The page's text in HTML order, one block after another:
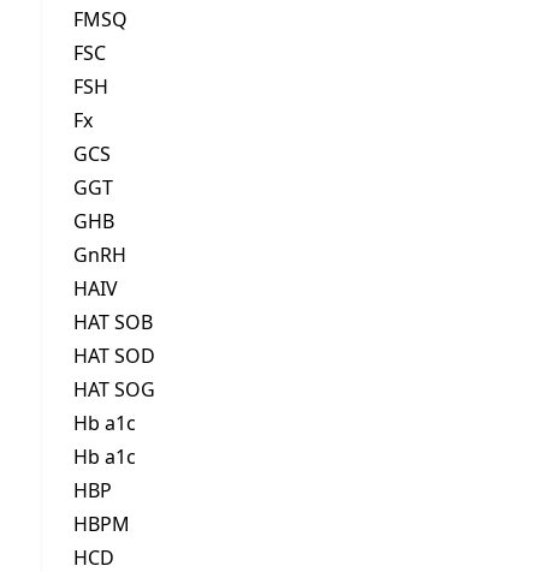
FMSQ
FSC
FSH
Fx
GCS
GGT
GHB
GnRH
HAIV
HAT SOB
HAT SOD
HAT SOG
Hb a1c
Hb a1c
HBP
HBPM
HCD